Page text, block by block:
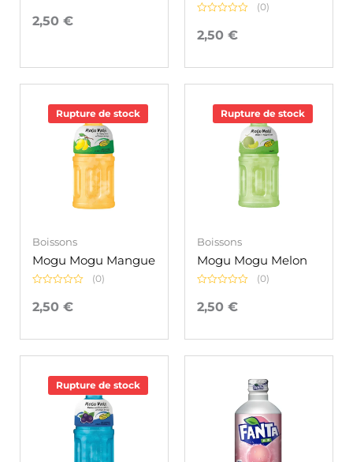
0
sur
2,50 €
0
sur
(0)
2,50 €
Rupture de stock
Boissons
Mogu Mogu Mangue
0
sur
(0)
2,50 €
Rupture de stock
Boissons
Mogu Mogu Melon
0
sur
(0)
2,50 €
Rupture de stock